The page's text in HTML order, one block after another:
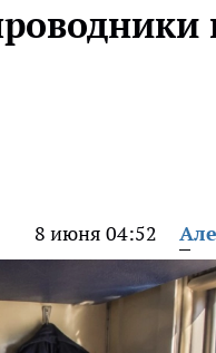
8 июня 04:52